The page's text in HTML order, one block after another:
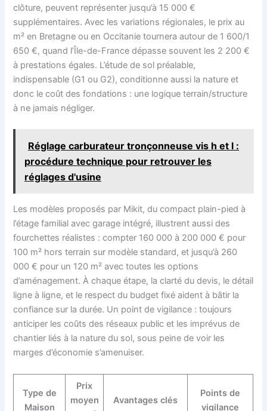
clôture, peuvent représenter jusqu’à 15 000 €
supplémentaires. Avec les variations régionales, le prix au
m² en Bretagne ou en Occitanie tournera autour de 1 600/1
650 €, quand l’Île-de-France dépasse souvent les 2 200 €
à prestations égales. L’étude de sol préalable,
indispensable (G1 ou G2), conditionne aussi la nature et
donc le coût des fondations : une logique terrain/structure
à ne jamais négliger.
Réglage carburateur tronçonneuse vis h et l :
procédure technique pour retrouver les
réglages d'usine
Les modèles proposés par Mikit, du compact plain-pied à
l’étage familial avec garage intégré, illustrent aussi des
fourchettes réalistes : compter 160 000 à 200 000 € pour
100 m² hors terrain sur modèle standard, et jusqu’à 260
000 € pour un 120 m² avec toutes les options
d’aménagement. À chaque étape, la clarté du devis, le détail
ligne à ligne, et le respect du budget fixé aident à bâtir la
confiance sur la durée. Un point de vigilance : toujours
anticiper les coûts des réseaux public et les imprévus de
chantier liés à la nature du sol, sous peine de voir les
marges d’économie s’amenuiser.
Type de
Maison
Prix
moyen
Avantages clés
Points de
vigilance